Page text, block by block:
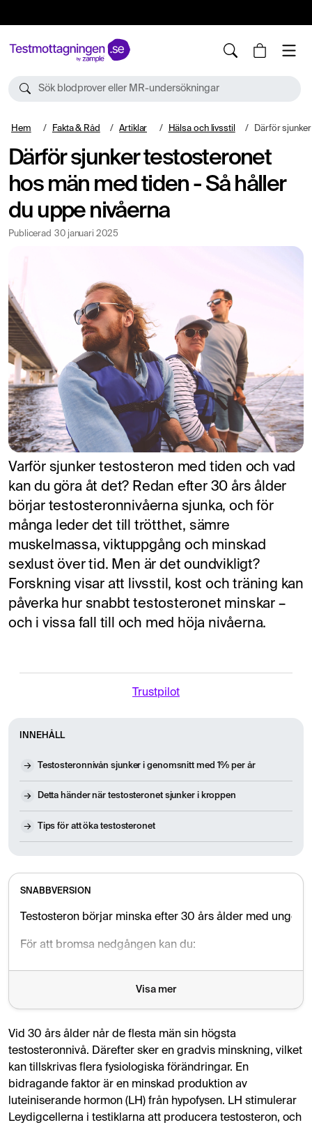
Sök blodprover eller MR-undersökningar
Hem Fakta & Råd Artiklar Hälsa och livsstil Därför sjunker testosteronet
Därför sjunker testosteronet
hos män med tiden - Så håller
du uppe nivåerna
Publicerad 30 januari 2025
Varför sjunker testosteron med tiden och vad
kan du göra åt det? Redan efter 30 års ålder
börjar testosteronnivåerna sjunka, och för
många leder det till trötthet, sämre
muskelmassa, viktuppgång och minskad
sexlust över tid. Men är det oundvikligt?
Forskning visar att livsstil, kost och träning kan
påverka hur snabbt testosteronet minskar –
och i vissa fall till och med höja nivåerna.
Trustpilot
INNEHÅLL
Testosteronnivån sjunker i genomsnitt med 1% per år
Detta händer när testosteronet sjunker i kroppen
Tips för att öka testosteronet
SNABBVERSION
Testosteron börjar minska efter 30 års ålder med
För att bromsa nedgången kan du:
Träna styrketräning och vara fysiskt aktiv
Äta näringsrik mat med zink, magnesium och
Kontrollera dina testosteronnivåer regelbundet med
Om nivåerna är låga trots livsstilsförändringar kan
Visa mer
Vid 30 års ålder når de flesta män sin högsta
testosteronnivå. Därefter sker en gradvis minskning, vilket
kan tillskrivas flera fysiologiska förändringar. En
bidragande faktor är en minskad produktion av
luteiniserande hormon (LH) från hypofysen. LH stimulerar
Leydigcellerna i testiklarna att producera testosteron, och